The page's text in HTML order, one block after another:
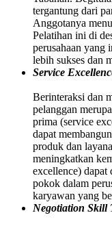
tergantung dari
Anggotanya
Pelatihan ini di
perusahaan yang
lebih sukses dan
Service
Berinteraksi dan
pelanggan
prima (service
dapat
produk dan
meningkatkan
excellence) dapat
pokok dalam
karyawan yang
Negotiation Skill